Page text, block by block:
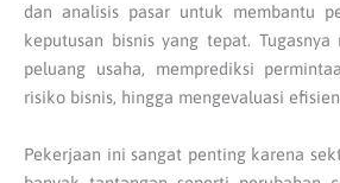
dan analisis pasar untuk membantu
keputusan bisnis yang tepat.
peluang usaha, memprediksi
risiko bisnis, hingga mengevaluasi
Pekerjaan ini sangat penting karena